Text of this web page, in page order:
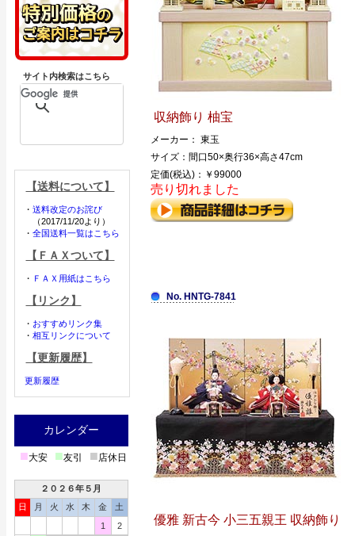
サイト内検索はこちら
【送料について】
・ 送料改定のお詫び
（2017/11/20より）
・ 全国送料一覧はこちら
【ＦＡＸついて】
・ ＦＡＸ用紙はこちら
【リンク】
・ おすすめリンク集
・ 相互リンクについて
【更新履歴】
更新履歴
カレンダー
■大安 ■友引 ■店休日
２０２６年５月
日
月 火 水 木 金
土
1
2
収納飾り 柚宝
メーカー： 東玉
サイズ：間口50×奥行36×高さ47cm
定価(税込)：￥99000
売り切れました
No. HNTG-7841
優雅 新古今 小三五親王 収納飾り